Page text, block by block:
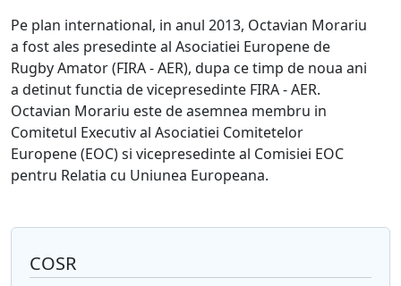
Pe plan international, in anul 2013, Octavian Morariu
a fost ales presedinte al Asociatiei Europene de
Rugby Amator (FIRA - AER), dupa ce timp de noua ani
a detinut functia de vicepresedinte FIRA - AER.
Octavian Morariu este de asemnea membru in
Comitetul Executiv al Asociatiei Comitetelor
Europene (EOC) si vicepresedinte al Comisiei EOC
pentru Relatia cu Uniunea Europeana.
COSR